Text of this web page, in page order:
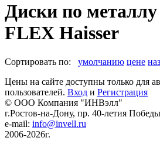
Диски по
FLEX Haisser
Сортировать по: умолчанию цене
Цены на сайте доступны только для
пользователей. Вход и Регистрация
© ООО Компания "ИНВэлл"
г.Ростов-на-Дону, пр. 40-летия
e-mail: info@invell.ru
2006-2026г.